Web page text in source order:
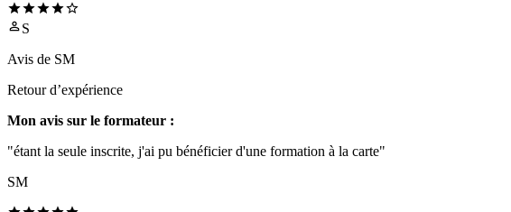
S
Avis de SM
Retour d’expérience
Mon avis sur le formateur :
"étant la seule inscrite, j'ai pu bénéficier d'une formation à la carte"
SM